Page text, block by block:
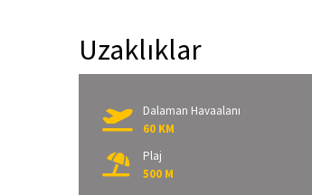
Uzaklıklar
Dalaman Havaalanı
60 KM
Plaj
500 M